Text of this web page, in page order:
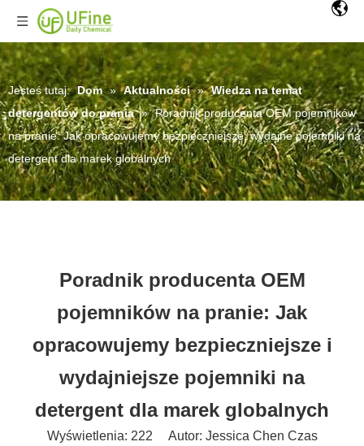
Jesteś tutaj: Dom » Aktualności » Wiedza na temat
detergentów do prania » Poradnik producenta OEM pojemników
na pranie: Jak opracowujemy bezpieczniejsze, wydajne pojemniki na
detergent dla marek globalnych
Poradnik producenta OEM
pojemników na pranie: Jak
opracowujemy bezpieczniejsze i
wydajniejsze pojemniki na
detergent dla marek globalnych
Wyświetlenia: 222 Autor: Jessica Chen Czas